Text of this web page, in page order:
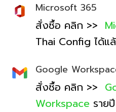
Microsoft 365
สั่งซื้อ คลิก >>
Thai Config ได้แ
Google
สั่งซื้อ คลิก >>
Workspace ราย